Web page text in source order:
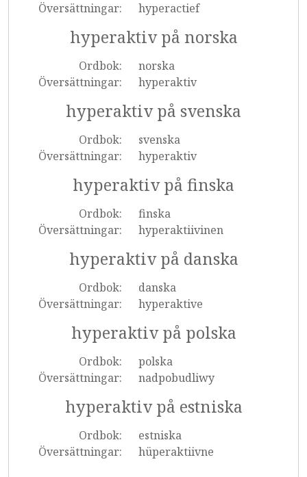
Översättningar:
hyperactief
hyperaktiv på norska
Ordbok:
norska
Översättningar:
hyperaktiv
hyperaktiv på svenska
Ordbok:
svenska
Översättningar:
hyperaktiv
hyperaktiv på finska
Ordbok:
finska
Översättningar:
hyperaktiivinen
hyperaktiv på danska
Ordbok:
danska
Översättningar:
hyperaktive
hyperaktiv på polska
Ordbok:
polska
Översättningar:
nadpobudliwy
hyperaktiv på estniska
Ordbok:
estniska
Översättningar:
hüperaktiivne